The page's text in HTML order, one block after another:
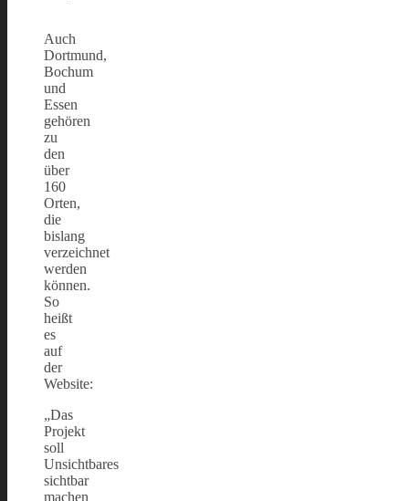
Auch
Dortmund,
Bochum
und
Essen
gehören
zu
den
über
160
Orten,
die
bislang
verzeichnet
werden
können.
So
heißt
es
auf
der
Website:
„Das
Projekt
soll
Unsichtbares
sichtbar
machen